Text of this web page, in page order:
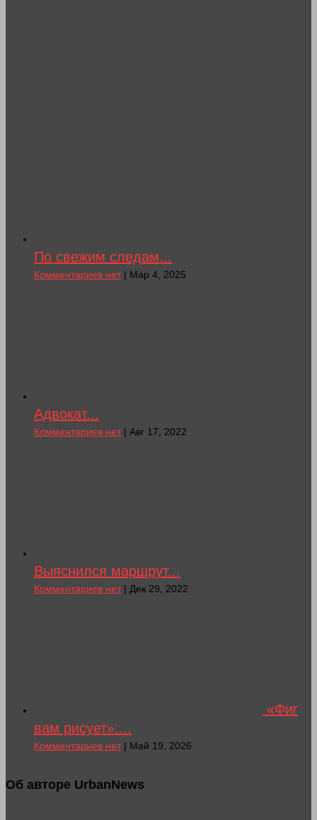
По свежим следам...
Комментариев нет| Мар 4, 2025
Адвокат...
Комментариев нет| Авг 17, 2022
Выяснился маршрут...
Комментариев нет| Дек 29, 2022
«Фиг
вам рисует»:...
Комментариев нет| Май 19, 2026
Об авторе UrbanNews